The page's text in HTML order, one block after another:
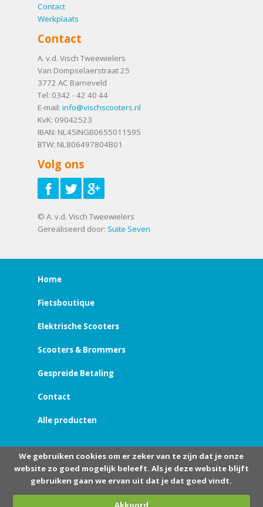
Contact
Werkplaats
Contact
A. v.d. Visch Tweewielers
Van Dompselaerstraat 25
3772 AC Barneveld
Tel: 0342 - 42 40 44
E-mail: info@vischscooters.nl
KvK: 09042523
IBAN: NL45INGB0655011595
BTW: NL806497804B01
Volg ons
© A. v.d. Visch Tweewielers
Gerealiseerd door: Suite Seven
Home
Fietsboutique
Elektrische Scooters
Scooters & Brommers
Gespreide Betaling
Contact
Alle producten
We gebruiken cookies om er zeker van te zijn dat je onze
website zo goed mogelijk beleeft. Als je deze website blijft
gebruiken gaan we ervan uit dat je dat goed vindt.
Akkoord